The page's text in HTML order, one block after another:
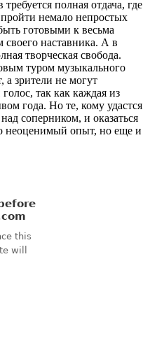
полная отдача, где
немало непростых
готовыми к весьма
своего наставника. А в
творческая свобода.
туром музыкального
а зрители не могут
голос, так как каждая из
года. Но те, кому удастся
соперником, и оказаться
неоценимый опыт, но еще и